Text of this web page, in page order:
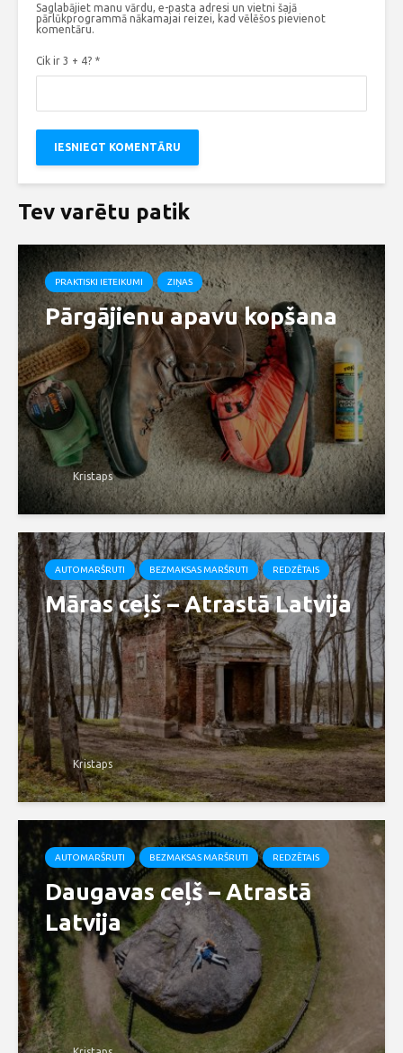
Saglabājiet manu vārdu, e-pasta adresi un vietni šajā
pārlūkprogrammā nākamajai reizei, kad vēlēšos pievienot
komentāru.
Cik ir 3 + 4? *
Tev varētu patik
PRAKTISKI IETEIKUMI ZIŅAS
Pārgājienu apavu kopšana
Kristaps
AUTOMARŠRUTI BEZMAKSAS MARŠRUTI REDZĒTAIS
Māras ceļš – Atrastā Latvija
Kristaps
AUTOMARŠRUTI BEZMAKSAS MARŠRUTI REDZĒTAIS
Daugavas ceļš – Atrastā
Latvija